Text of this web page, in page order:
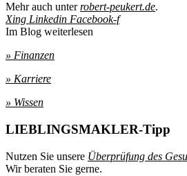
Mehr auch unterrobert-peukert.de.
Xing Linkedin Facebook-f
Im Blog weiterlesen
» Finanzen
» Karriere
» Wissen
LIEBLINGSMAKLER-Tipp
Nutzen Sie unsere Überprüfung des
Wir beraten Sie gerne.